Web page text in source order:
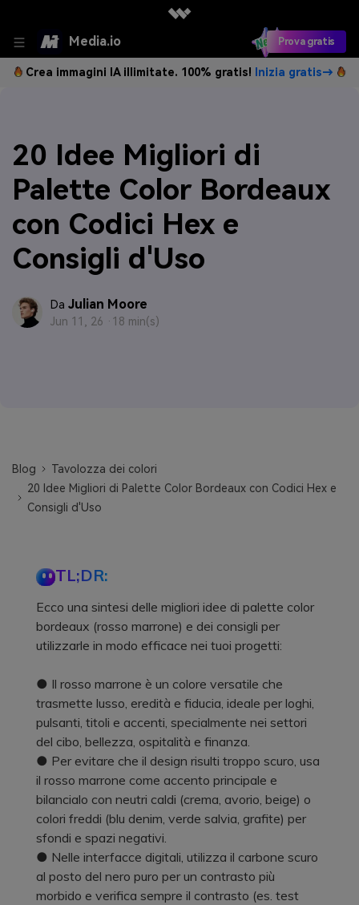
Media.io Prova gratis
Crea immagini IA illimitate. 100% gratis! Inizia gratis→
20 Idee Migliori di
Palette Color Bordeaux
con Codici Hex e
Consigli d'Uso
Da Julian Moore
Jun 11, 26 · 18 min(s)
Blog
Tavolozza dei colori
20 Idee Migliori di Palette Color Bordeaux con Codici Hex e
Consigli d'Uso
TL;DR:
Ecco una sintesi delle migliori idee di palette color
bordeaux (rosso marrone) e dei consigli per
utilizzarle in modo efficace nei tuoi progetti:
● Il rosso marrone è un colore versatile che
trasmette lusso, eredità e fiducia, ideale per loghi,
pulsanti, titoli e accenti, specialmente nei settori
del cibo, bellezza, ospitalità e finanza.
● Per evitare che il design risulti troppo scuro, usa
il rosso marrone come accento principale e
bilancialo con neutri caldi (crema, avorio, beige) o
colori freddi (blu denim, verde salvia, grafite) per
sfondi e spazi negativi.
● Nelle interfacce digitali, utilizza il carbone scuro
al posto del nero puro per un contrasto più
morbido e verifica sempre il contrasto (es. test